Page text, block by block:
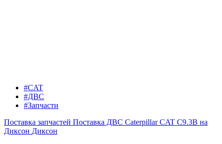
#CAT
#ДВС
#Запчасти
Поставка запчастей Поставка ДВС Caterpillar CAT C9.3B на
Диксон Диксон